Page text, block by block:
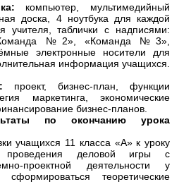
компьютер, мультимедийный
доска, 4 ноутбука для каждой
учителя, таблички с надписями:
№2», «Команда №3»,
электронные носители для
информация учащихся.
проект, бизнес-план, функции
маркетинга, экономические
бизнес-планов.
по окончанию урока
учащихся 11 класса «А» к уроку
проведения деловой игры с
проектной деятельности у
теоретические